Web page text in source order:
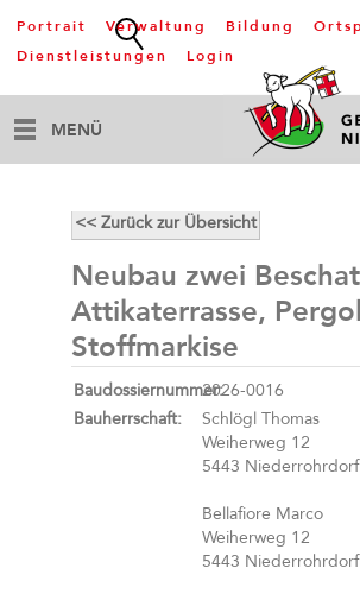
Portrait Verwaltung Bildung
Dienstleistungen
Login
MENÜ
<< Zurück zur Übersicht
Neubau zwei
Attikaterrasse,
Stoffmarkise
Baudossiernummer:2026-0016
Bauherrschaft:
Schlögl Thomas
Weiherweg 12
5443 Niederrohrdorf
Bellafiore Marco
Weiherweg 12
5443 Niederrohrdorf